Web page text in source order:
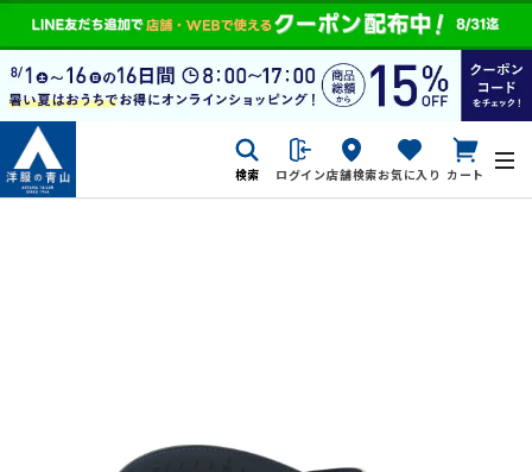
検索 ログイン店舗検索お気に入り カート